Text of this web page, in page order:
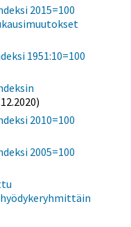
2015=100
1951:10=100
2010=100
2005=100